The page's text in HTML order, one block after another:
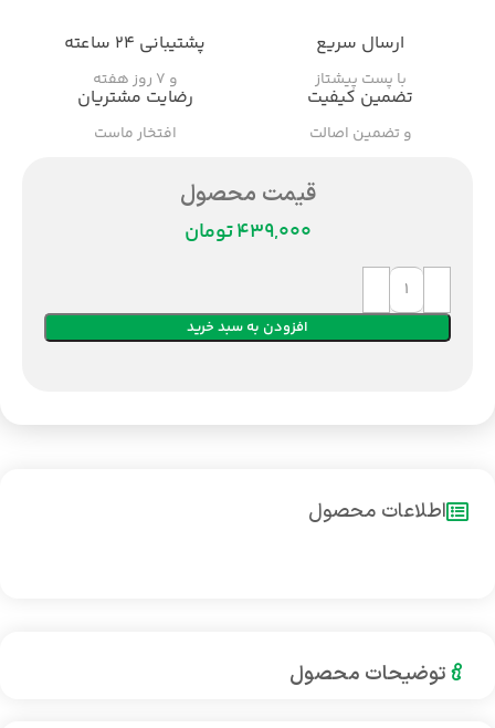
ارسال سریع
با پست پیشتاز
پشتیبانی ۲۴ ساعته
و ۷ روز هفته
تضمین کیفیت
و تضمین اصالت
رضایت مشتریان
افتخار ماست
قیمت محصول
تومان
افزودن به سبد خرید
توضیحات محصول
اطلاعات محصول